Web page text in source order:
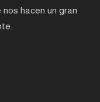
hacen un gran